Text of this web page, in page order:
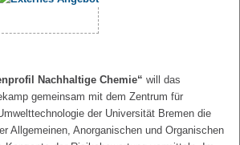
Nachhaltige Chemie“ will das
gemeinsam mit dem Zentrum für
der Universität Bremen die
Allgemeinen, Anorganischen und Organischen